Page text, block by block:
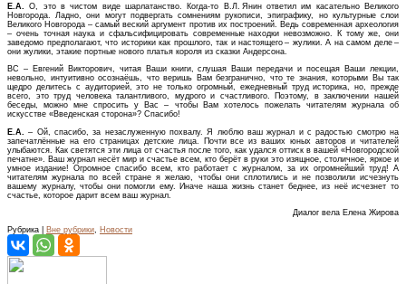
Е.А.
О, это в чистом виде шарлатанство. Когда-то В.Л. Янин ответил им касательно Великого
Новгорода. Ладно, они могут подвергать сомнениям рукописи, эпиграфику, но культурные слои
Великого Новгорода – самый веский аргумент против их построений. Ведь современная археология
– очень точная наука и сфальсифицировать современные находки невозможно. К тому же, они
заведомо предполагают, что историки как прошлого, так и настоящего – жулики. А на самом деле –
они жулики, этакие портные нового платья короля из сказки Андерсона.
ВС – Евгений Викторович, читая Ваши книги, слушая Ваши передачи и посещая Ваши лекции,
невольно, интуитивно осознаёшь, что веришь Вам безгранично, что те знания, которыми Вы так
щедро делитесь с аудиторией, это не только огромный, ежедневный труд историка, но, прежде
всего, это труд человека талантливого, мудрого и счастливого. Поэтому, в заключении нашей
беседы, можно мне спросить у Вас – чтобы Вам хотелось пожелать читателям журнала об
искусстве «Введенская сторона»? Спасибо!
Е.А.
– Ой, спасибо, за незаслуженную похвалу. Я люблю ваш журнал и с радостью смотрю на
запечатлённые на его страницах детские лица. Почти все из ваших юных авторов и читателей
улыбаются. Как светятся эти лица от счастья после того, как удался оттиск в вашей «Новгородской
печатне». Ваш журнал несёт мир и счастье всем, кто берёт в руки это изящное, столичное, яркое и
умное издание! Огромное спасибо всем, кто работает с журналом, за их огромнейший труд! А
читателям журнала по всей стране я желаю, чтобы они сплотились и не позволили исчезнуть
вашему журналу, чтобы они помогли ему. Иначе наша жизнь станет беднее, из неё исчезнет то
счастье, которое дарит всем ваш журнал.
Диалог вела Елена Жирова
Рубрика | Вне рубрики, Новости